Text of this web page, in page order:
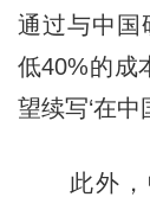
通过与中国
低40%的成
望续写‘在中
此外，中